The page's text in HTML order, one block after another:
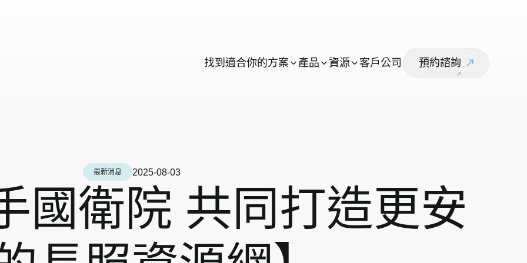
找到適合你的方案 產品 資源 客戶公司 預約諮詢
最新消息 2025-08-03
國衛院 共同打造更安